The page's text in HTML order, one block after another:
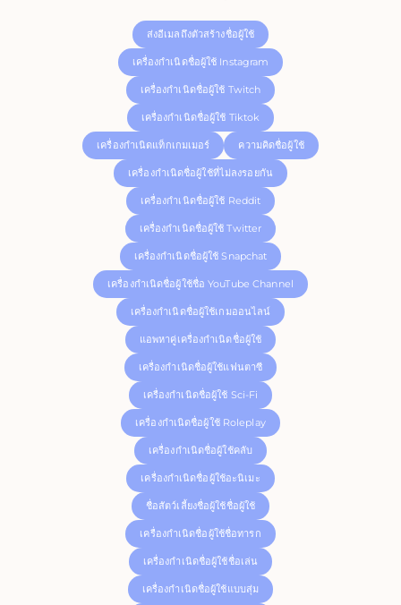
ส่งอีเมลถึงตัวสร้างชื่อผู้ใช้
เครื่องกำเนิดชื่อผู้ใช้ Instagram
เครื่องกำเนิดชื่อผู้ใช้ Twitch
เครื่องกำเนิดชื่อผู้ใช้ Tiktok
เครื่องกำเนิดแท็กเกมเมอร์ ความคิดชื่อผู้ใช้
เครื่องกำเนิดชื่อผู้ใช้ที่ไม่ลงรอยกัน
เครื่องกำเนิดชื่อผู้ใช้ Reddit
เครื่องกำเนิดชื่อผู้ใช้ Twitter
เครื่องกำเนิดชื่อผู้ใช้ Snapchat
เครื่องกำเนิดชื่อผู้ใช้ชื่อ YouTube Channel
เครื่องกำเนิดชื่อผู้ใช้เกมออนไลน์
แอพหาคู่เครื่องกำเนิดชื่อผู้ใช้
เครื่องกำเนิดชื่อผู้ใช้แฟนตาซี
เครื่องกำเนิดชื่อผู้ใช้ Sci-Fi
เครื่องกำเนิดชื่อผู้ใช้ Roleplay
เครื่องกำเนิดชื่อผู้ใช้คลับ
เครื่องกำเนิดชื่อผู้ใช้อะนิเมะ
ชื่อสัตว์เลี้ยงชื่อผู้ใช้ชื่อผู้ใช้
เครื่องกำเนิดชื่อผู้ใช้ชื่อทารก
เครื่องกำเนิดชื่อผู้ใช้ชื่อเล่น
เครื่องกำเนิดชื่อผู้ใช้แบบสุ่ม